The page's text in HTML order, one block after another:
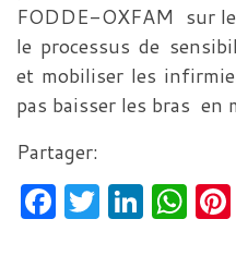
FODDE-OXFAM sur
le processus de
et mobiliser les
pas baisser les bras en
Partager:
F
a
T
w
Li
n
W
h